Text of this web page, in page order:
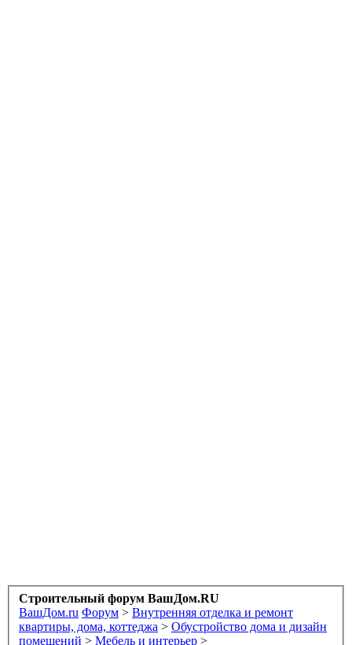
Строительный форум ВашДом.RU
ВашДом.ru Форум > Внутренняя отделка и ремонт
квартиры, дома, коттеджа > Обустройство дома и дизайн
помещений > Мебель и интерьер >